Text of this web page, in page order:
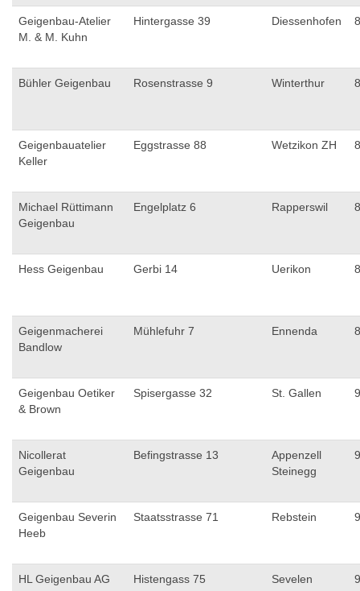
Geigenbau-Atelier
M. & M. Kuhn
Hintergasse 39 Diessenhofen
Bühler Geigenbau Rosenstrasse 9 Winterthur
Geigenbauatelier
Keller
Eggstrasse 88 Wetzikon ZH
Michael Rüttimann
Geigenbau
Engelplatz 6 Rapperswil
Hess Geigenbau Gerbi 14 Uerikon
Geigenmacherei
Bandlow
Mühlefuhr 7 Ennenda
Geigenbau Oetiker
& Brown
Spisergasse 32 St. Gallen
Nicollerat
Geigenbau
Befingstrasse 13
Appenzell
Steinegg
Geigenbau Severin
Heeb
Staatsstrasse 71 Rebstein
HL Geigenbau AG Histengass 75 Sevelen